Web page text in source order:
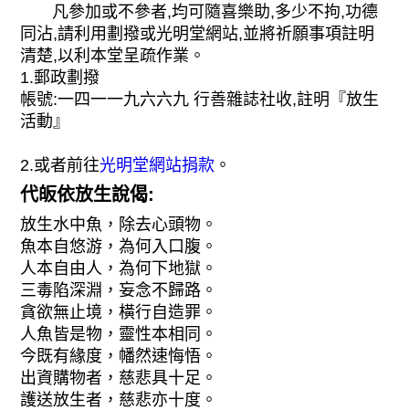
凡參加或不參者,均可隨喜樂助,多少不拘,功德
同沾,請利用劃撥或光明堂網站,並將祈願事項註明
清楚,以利本堂呈疏作業。
1.郵政劃撥
帳號:一四一一九六六九 行善雜誌社收,註明『放生
活動』
2.或者前往光明堂網站捐款 。
代皈依放生說偈:
放生水中魚，除去心頭物。
魚本自悠游，為何入口腹。
人本自由人，為何下地獄。
三毒陷深淵，妄念不歸路。
貪欲無止境，橫行自造罪。
人魚皆是物，靈性本相同。
今既有緣度，幡然速悔悟。
出資購物者，慈悲具十足。
護送放生者，慈悲亦十度。